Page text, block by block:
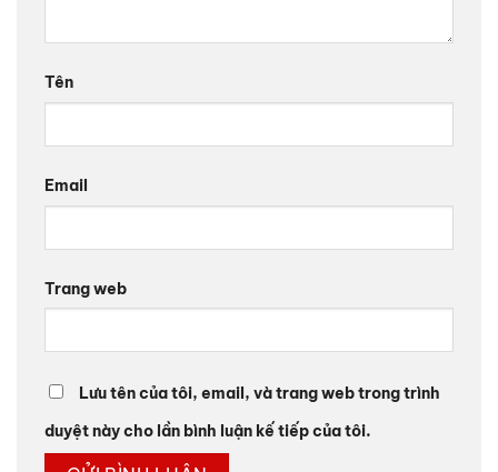
Tên
Email
Trang web
Lưu tên của tôi, email, và trang web trong trình
duyệt này cho lần bình luận kế tiếp của tôi.